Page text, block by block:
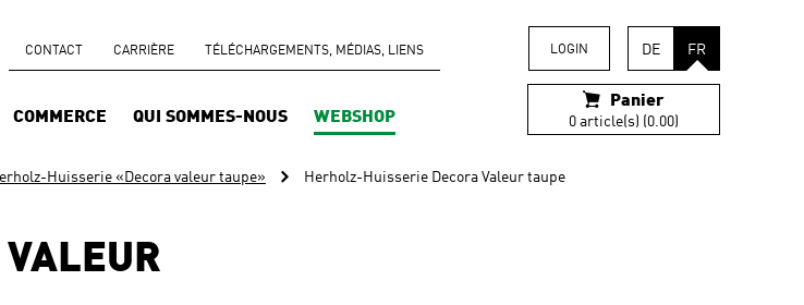
CONTACT CARRIÈRE TÉLÉCHARGEMENTS, MÉDIAS, LIENS DE FR
LOGIN
Panier
0 article(s) (0.00)
COMMERCE QUI SOMMES-NOUS WEBSHOP
Huisserie «Decora valeur taupe» Herholz-Huisserie Decora Valeur taupe